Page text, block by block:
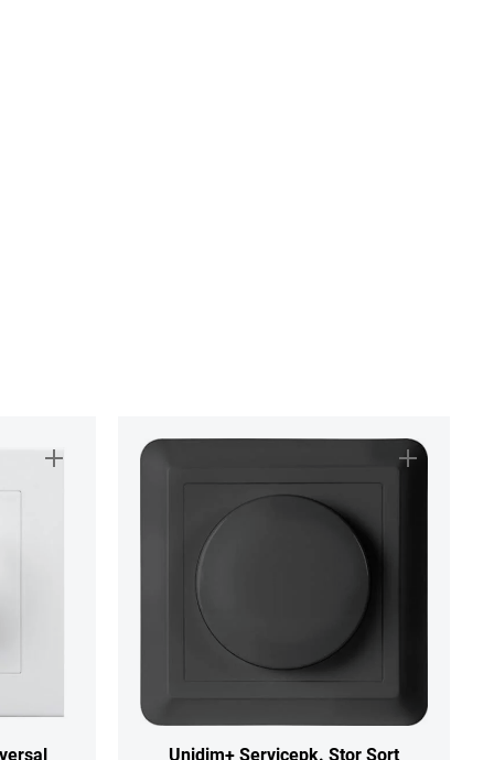
Unidim+ Servicepk. Stor Sort